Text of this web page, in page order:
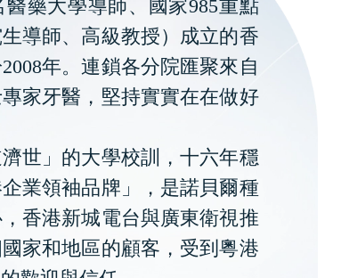
藥大學導師、國家985重點
導師、高級教授）成立的香
年。連鎖各分院匯聚來自
家牙醫，堅持實實在在做好
世」的大學校訓，十六年穩
業領袖品牌」，是諾貝爾種
香港新城電台與廣東衛視推
家和地區的顧客，受到粵港